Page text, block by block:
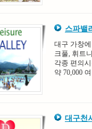
스파밸
대구 가창
크풀, 휘트
각종 편의
약 70,000
대구천